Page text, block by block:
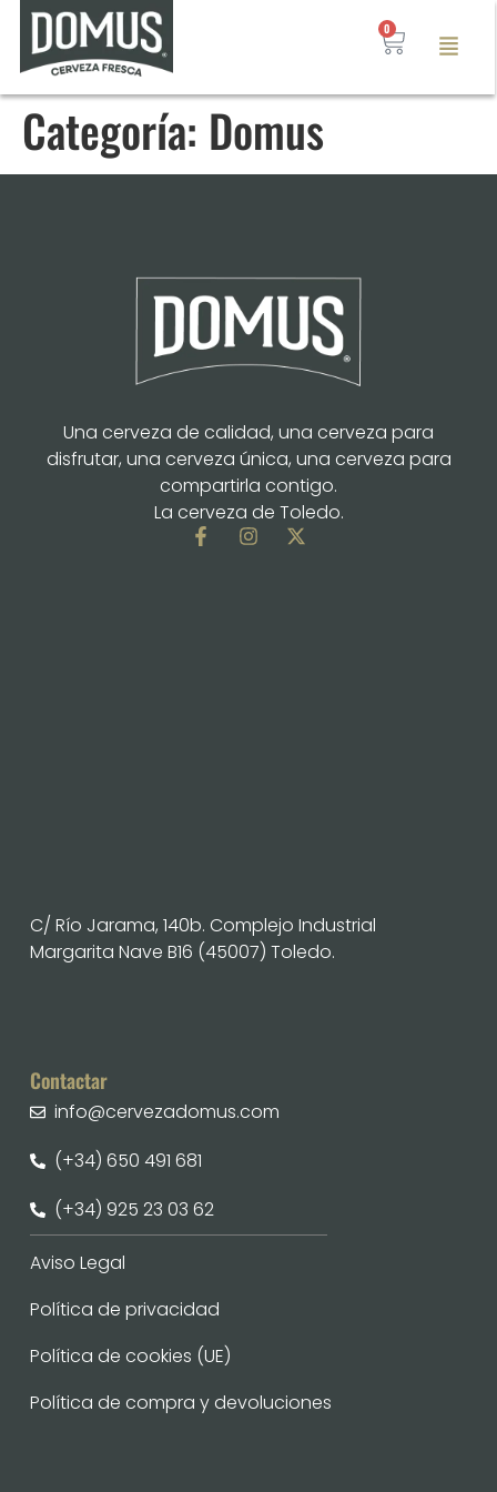
0
Categoría: Domus
Una cerveza de calidad, una cerveza para
disfrutar, una cerveza única, una cerveza para
compartirla contigo.
La cerveza de Toledo.
Contactar
info@cervezadomus.com
(+34) 650 491 681
(+34) 925 23 03 62
Aviso Legal
Política de privacidad
Política de cookies (UE)
Política de compra y devoluciones
C/ Río Jarama, 140b. Complejo Industrial
Margarita Nave B16 (45007) Toledo.